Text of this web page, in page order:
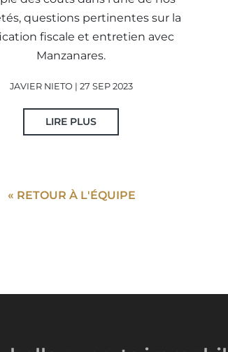
questions pertinentes sur la
fiscale et entretien avec
Manzanares.
JAVIER NIETO | 27 SEP 2023
LIRE PLUS
« RETOUR À L'ÉQUIPE